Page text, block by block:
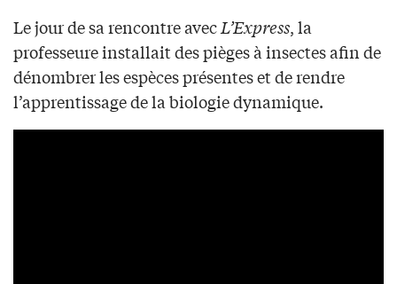
Le jour de sa rencontre avecL’Express, la
professeure installait des pièges à insectes afin de
dénombrer les espèces présentes et de rendre
l’apprentissage de la biologie dynamique.